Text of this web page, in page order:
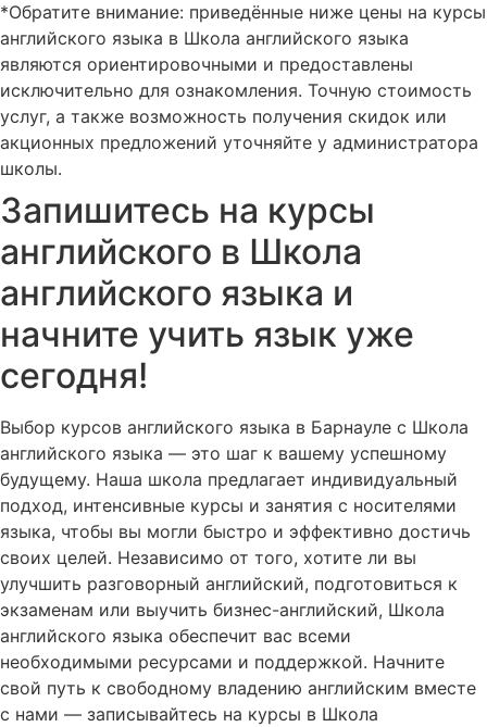
*Обратите внимание: приведённые ниже цены на курсы
английского языка в Школа английского языка
являются ориентировочными и предоставлены
исключительно для ознакомления. Точную стоимость
услуг, а также возможность получения скидок или
акционных предложений уточняйте у администратора
школы.
Запишитесь на курсы
английского в Школа
английского языка и
начните учить язык уже
сегодня!
Выбор курсов английского языка в Барнауле с Школа
английского языка — это шаг к вашему успешному
будущему. Наша школа предлагает индивидуальный
подход, интенсивные курсы и занятия с носителями
языка, чтобы вы могли быстро и эффективно достичь
своих целей. Независимо от того, хотите ли вы
улучшить разговорный английский, подготовиться к
экзаменам или выучить бизнес-английский, Школа
английского языка обеспечит вас всеми
необходимыми ресурсами и поддержкой. Начните
свой путь к свободному владению английским вместе
с нами — записывайтесь на курсы в Школа